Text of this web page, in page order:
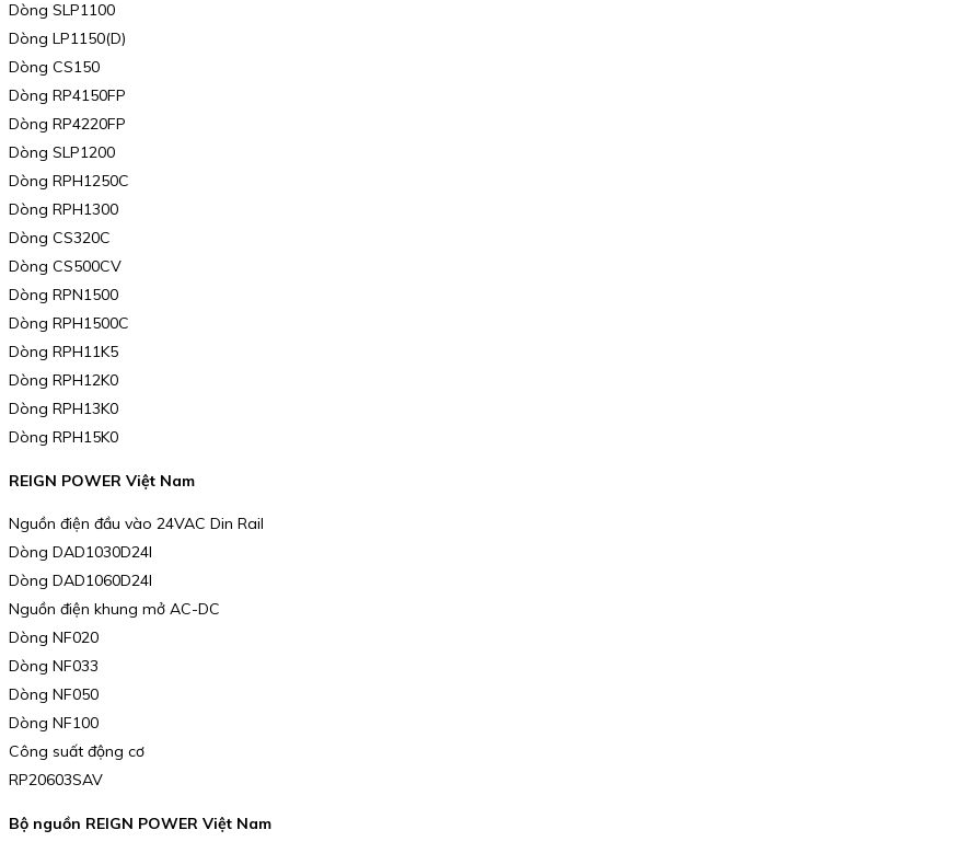
Dòng SLP1100
Dòng LP1150(D)
Dòng CS150
Dòng RP4150FP
Dòng RP4220FP
Dòng SLP1200
Dòng RPH1250C
Dòng RPH1300
Dòng CS320C
Dòng CS500CV
Dòng RPN1500
Dòng RPH1500C
Dòng RPH11K5
Dòng RPH12K0
Dòng RPH13K0
Dòng RPH15K0
REIGN POWER Việt Nam
Nguồn điện đầu vào 24VAC Din Rail
Dòng DAD1030D24I
Dòng DAD1060D24I
Nguồn điện khung mở AC-DC
Dòng NF020
Dòng NF033
Dòng NF050
Dòng NF100
Công suất động cơ
RP20603SAV
Bộ nguồn REIGN POWER Việt Nam